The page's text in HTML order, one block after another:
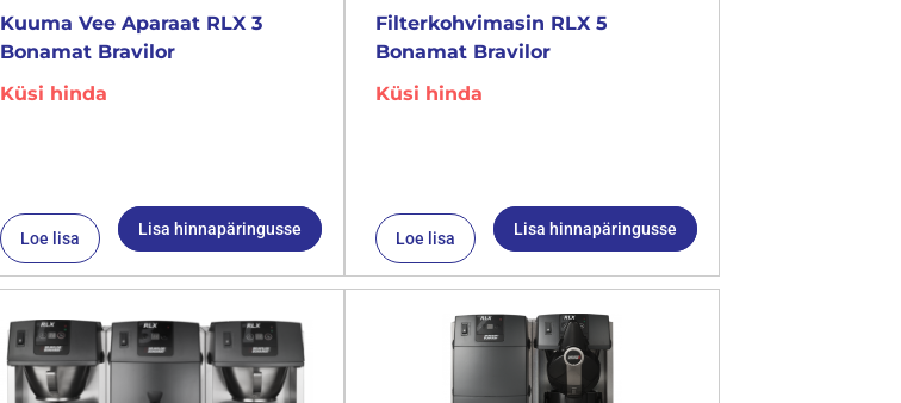
Kuuma Vee Aparaat RLX 3
Bonamat Bravilor
Küsi hinda
Loe lisa Lisa hinnapäringusse
Filterkohvimasin RLX 5
Bonamat Bravilor
Küsi hinda
Loe lisa Lisa hinnapäringusse